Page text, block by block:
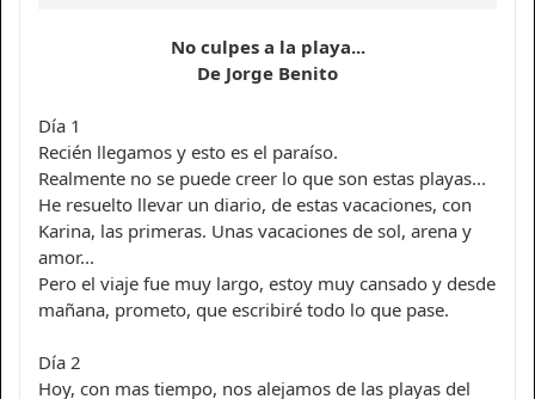
No culpes a la playa...
De Jorge Benito
Día 1
Recién llegamos y esto es el paraíso.
Realmente no se puede creer lo que son estas playas...
He resuelto llevar un diario, de estas vacaciones, con
Karina, las primeras. Unas vacaciones de sol, arena y
amor...
Pero el viaje fue muy largo, estoy muy cansado y desde
mañana, prometo, que escribiré todo lo que pase.
Día 2
Hoy, con mas tiempo, nos alejamos de las playas del